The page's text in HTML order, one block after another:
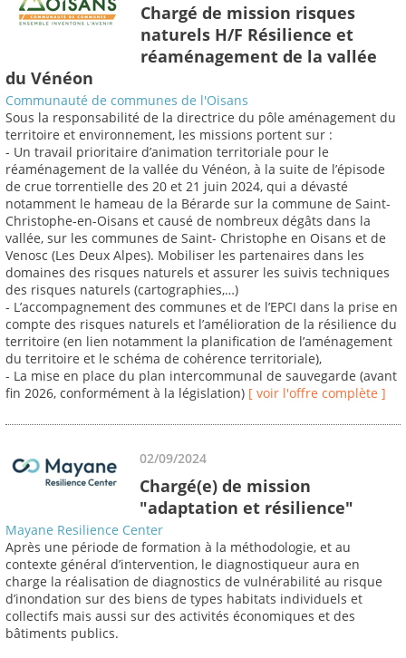
Chargé de mission risques
naturels H/F Résilience et
réaménagement de la vallée
du Vénéon
Communauté de communes de l'Oisans
Sous la responsabilité de la directrice du pôle aménagement du
territoire et environnement, les missions portent sur :
- Un travail prioritaire d’animation territoriale pour le
réaménagement de la vallée du Vénéon, à la suite de l’épisode
de crue torrentielle des 20 et 21 juin 2024, qui a dévasté
notamment le hameau de la Bérarde sur la commune de Saint-
Christophe-en-Oisans et causé de nombreux dégâts dans la
vallée, sur les communes de Saint- Christophe en Oisans et de
Venosc (Les Deux Alpes). Mobiliser les partenaires dans les
domaines des risques naturels et assurer les suivis techniques
des risques naturels (cartographies,…)
- L’accompagnement des communes et de l’EPCI dans la prise en
compte des risques naturels et l’amélioration de la résilience du
territoire (en lien notamment la planification de l’aménagement
du territoire et le schéma de cohérence territoriale),
- La mise en place du plan intercommunal de sauvegarde (avant
fin 2026, conformément à la législation) [ voir l'offre complète ]
02/09/2024
Chargé(e) de mission
"adaptation et résilience"
Mayane Resilience Center
Après une période de formation à la méthodologie, et au
contexte général d’intervention, le diagnostiqueur aura en
charge la réalisation de diagnostics de vulnérabilité au risque
d’inondation sur des biens de types habitats individuels et
collectifs mais aussi sur des activités économiques et des
bâtiments publics.